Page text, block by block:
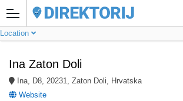
Location
Ina Zaton Doli
Ina, D8, 20231, Zaton Doli, Hrvatska
Website